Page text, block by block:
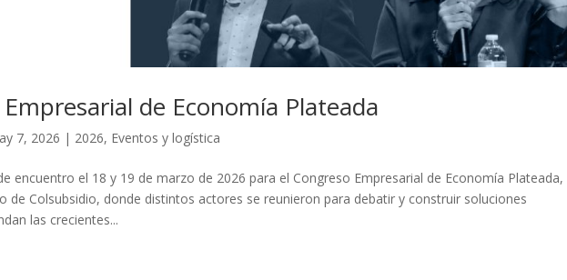
de Economía Plateada
7, 2026 | 2026, Eventos y logística
encuentro el 18 y 19 de marzo de 2026 para el Congreso Empresarial de Economía Plateada,
de Colsubsidio, donde distintos actores se reunieron para debatir y construir soluciones
las crecientes...